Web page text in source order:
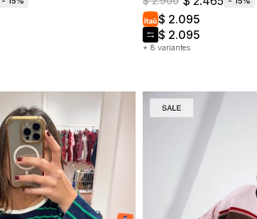
+ 8 variantes
$ 2.095
$ 2.095